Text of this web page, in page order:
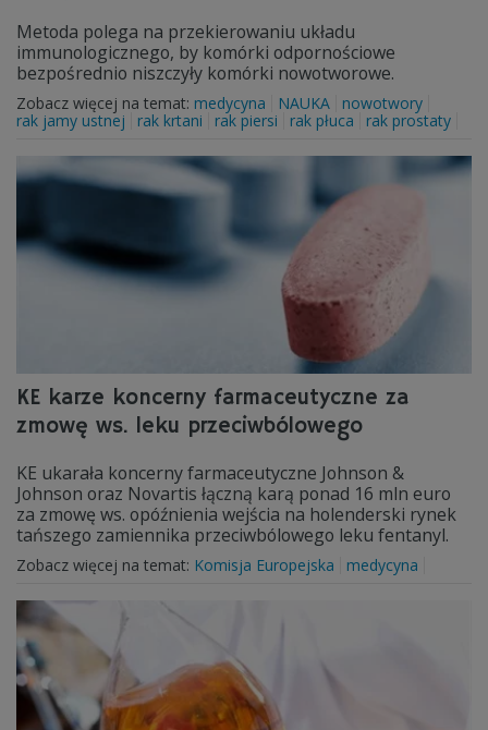
Metoda polega na przekierowaniu układu
immunologicznego, by komórki odpornościowe
bezpośrednio niszczyły komórki nowotworowe.
Zobacz więcej na temat: medycyna NAUKA
nowotwory
rak jamy ustnej
rak krtani rak piersi rak płuca rak prostaty
KE karze koncerny farmaceutyczne za
zmowę ws. leku przeciwbólowego
KE ukarała koncerny farmaceutyczne Johnson &
Johnson oraz Novartis łączną karą ponad 16 mln euro
za zmowę ws. opóźnienia wejścia na holenderski rynek
tańszego zamiennika przeciwbólowego leku fentanyl.
Zobacz więcej na temat: Komisja Europejska medycyna